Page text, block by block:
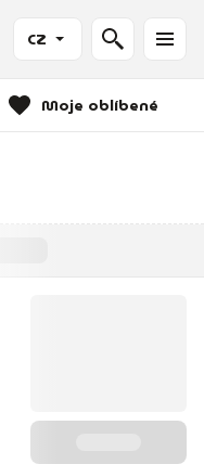
CZ
Moje oblíbené